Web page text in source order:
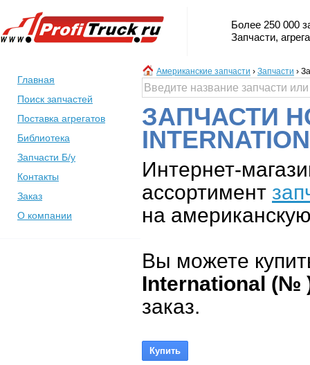
Более 250 000
Запчасти,
Главная
Поиск запчастей
Поставка агрегатов
Библиотека
Запчасти Б/у
Контакты
Заказ
О компании
Американские запчасти › Запчасти ›
ЗАПЧАСТИ
Интернет-
ассортимент
на
Вы можете
International (№
заказ.